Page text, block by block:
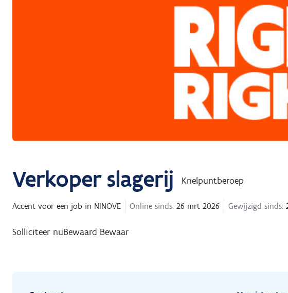
Verkoper slagerij Knelpuntberoep
Accent voor een job in NINOVE Online sinds: 26 mrt 2026 Gewijzigd sinds:
Solliciteer nuBewaard Bewaar